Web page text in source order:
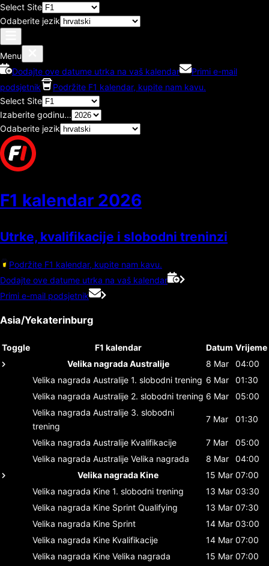
Select Site
Odaberite jezik
Menu
Dodajte ove datume utrka na vaš kalendar
Primi e-mail
podsjetnik
Podržite F1 kalendar, kupite nam kavu.
Select Site
Izaberite godinu...
Odaberite jezik
F1 kalendar 2026
Utrke, kvalifikacije i slobodni treninzi
Podržite F1 kalendar, kupite nam kavu.
Dodajte ove datume utrka na vaš kalendar
Primi e-mail podsjetnik
Asia/Yekaterinburg
Toggle F1 kalendar Datum Vrijeme
Velika nagrada Australije
8 Mar
04:00
Velika nagrada Australije 1. slobodni trening 6 Mar
01:30
Velika nagrada Australije 2. slobodni trening 6 Mar
05:00
Velika nagrada Australije 3. slobodni
trening
7 Mar 01:30
Velika nagrada Australije Kvalifikacije 7 Mar
05:00
Velika nagrada Australije Velika nagrada 8 Mar
04:00
Velika nagrada Kine
15 Mar 07:00
Velika nagrada Kine 1. slobodni trening 13 Mar 03:30
Velika nagrada Kine Sprint Qualifying 13 Mar 07:30
Velika nagrada Kine Sprint 14 Mar 03:00
Velika nagrada Kine Kvalifikacije 14 Mar 07:00
Velika nagrada Kine Velika nagrada 15 Mar 07:00